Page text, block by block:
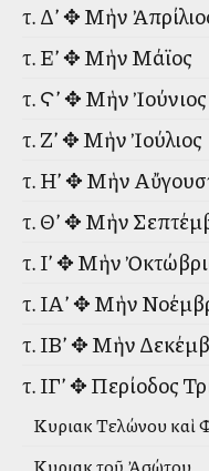
τ. Δ’ ✥ Μὴν
τ. Ε’ ✥ Μὴν Μάϊος
τ. Ϛ’ ✥ Μὴν Ἰούνιος
τ. Ζ’ ✥ Μὴν Ἰούλιος
τ. Η’ ✥ Μὴν
τ. Θ’ ✥ Μὴν
τ. Ι’ ✥ Μὴν
τ. ΙΑ’ ✥ Μὴν
τ. ΙΒ’ ✥ Μὴν
τ. ΙΓ’ ✥ Περίοδος
Κυριακὴ Τελώνου καὶ